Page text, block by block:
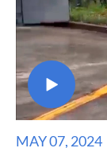

MAY 07, 2024